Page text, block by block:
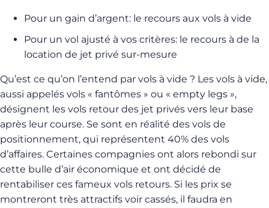
Pour un gain d’argent: le recours aux vols à vide
Pour un vol ajusté à vos critères: le recours à de la
location de jet privé sur-mesure
Qu’est ce qu’on l’entend par vols à vide ? Les vols à vide,
aussi appelés vols « fantômes » ou « empty legs »,
désignent les vols retour des jet privés vers leur base
après leur course. Se sont en réalité des vols de
positionnement, qui représentent 40% des vols
d’affaires. Certaines compagnies ont alors rebondi sur
cette bulle d’air économique et ont décidé de
rentabiliser ces fameux vols retours. Si les prix se
montreront très attractifs voir cassés, il faudra en